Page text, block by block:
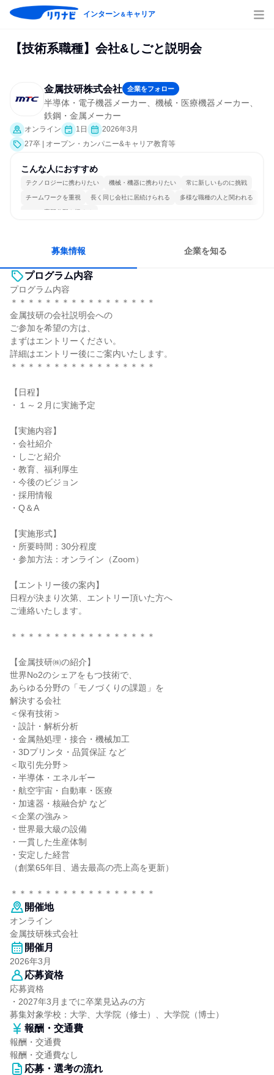
インターン＆キャリア
【技術系職種】会社&しごと説明会
金属技研株式会社 企業をフォロー
半導体・電子機器メーカー、機械・医療機器メーカー、
鉄鋼・金属メーカー
オンライン 1日
2026年3月
27卒 | オープン・カンパニー&キャリア教育等
こんな人におすすめ
テクノロジーに携わりたい 機械・機器に携わりたい 常に新しいものに挑戦
チームワークを重視 長く同じ会社に居続けられる 多様な職種の人と関われる
一つの専門分野を極める
募集情報 企業を知る
プログラム内容
プログラム内容
＊＊＊＊＊＊＊＊＊＊＊＊＊＊＊＊＊
金属技研の会社説明会への
ご参加を希望の方は、
まずはエントリーください。
詳細はエントリー後にご案内いたします。
＊＊＊＊＊＊＊＊＊＊＊＊＊＊＊＊＊
【日程】
・１～２月に実施予定
【実施内容】
・会社紹介
・しごと紹介
・教育、福利厚生
・今後のビジョン
・採用情報
・Q＆A
【実施形式】
・所要時間：30分程度
・参加方法：オンライン（Zoom）
【エントリー後の案内】
日程が決まり次第、エントリー頂いた方へ
ご連絡いたします。
＊＊＊＊＊＊＊＊＊＊＊＊＊＊＊＊＊
【金属技研㈱の紹介】
世界No2のシェアをもつ技術で、
あらゆる分野の「モノづくりの課題」を
解決する会社
＜保有技術＞
・設計・解析分析
・金属熱処理・接合・機械加工
・3Dプリンタ・品質保証 など
＜取引先分野＞
・半導体・エネルギー
・航空宇宙・自動車・医療
・加速器・核融合炉 など
＜企業の強み＞
・世界最大級の設備
・一貫した生産体制
・安定した経営
（創業65年目、過去最高の売上高を更新）
＊＊＊＊＊＊＊＊＊＊＊＊＊＊＊＊＊
開催地
オンライン
金属技研株式会社
開催月
2026年3月
応募資格
応募資格
・2027年3月までに卒業見込みの方
募集対象学校：大学、大学院（修士）、大学院（博士）
報酬・交通費
報酬・交通費
報酬・交通費なし
応募・選考の流れ